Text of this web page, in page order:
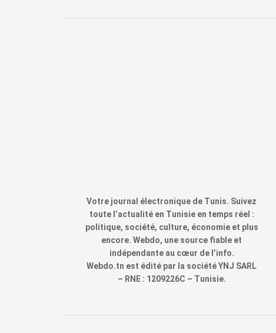
Votre journal électronique de Tunis. Suivez
toute l’actualité en Tunisie en temps réel :
politique, société, culture, économie et plus
encore. Webdo, une source fiable et
indépendante au cœur de l’info.
Webdo.tn est édité par la société YNJ SARL
– RNE : 1209226C – Tunisie.